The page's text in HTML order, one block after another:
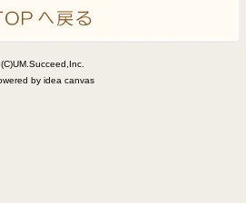
(C)UM.Succeed,Inc.
by idea canvas